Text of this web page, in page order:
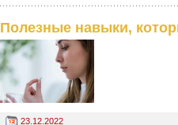
Полезные навыки,
23.12.2022